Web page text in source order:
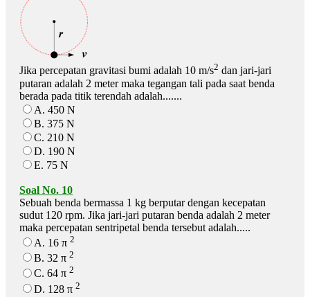
Jika percepatan gravitasi bumi adalah 10 m/s2 dan jari-jari
putaran adalah 2 meter maka tegangan tali pada saat benda
berada pada titik terendah adalah.......
A. 450 N
B. 375 N
C. 210 N
D. 190 N
E. 75 N
Soal No. 10
Sebuah benda bermassa 1 kg berputar dengan kecepatan
sudut 120 rpm. Jika jari-jari putaran benda adalah 2 meter
maka percepatan sentripetal benda tersebut adalah.....
A. 16 π 2
B. 32 π 2
C. 64 π 2
D. 128 π 2